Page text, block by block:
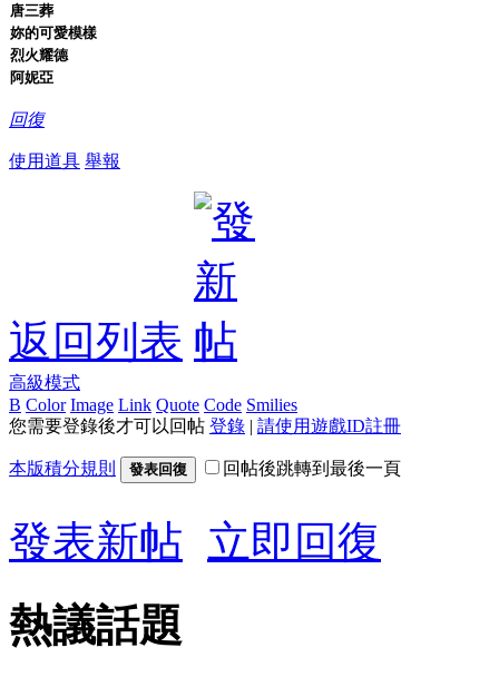
唐三葬
妳的可愛模樣
烈火耀德
阿妮亞
回復
使用道具 舉報
返回列表
高級模式
B Color Image Link Quote Code Smilies
您需要登錄後才可以回帖 登錄 | 請使用遊戲ID註冊
本版積分規則 發表回復 回帖後跳轉到最後一頁
發表新帖 立即回復
熱議話題